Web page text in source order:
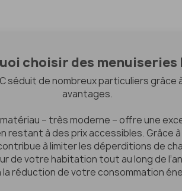
choisir des menuiseries
séduit de nombreux particuliers grâce
avantages.
– très moderne – offre une
restant à des prix accessibles. Grâce
à limiter les déperditions de
de votre habitation tout au long de
la réduction de votre consommation